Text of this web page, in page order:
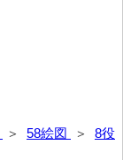
＞ 58絵図 ＞ 8役